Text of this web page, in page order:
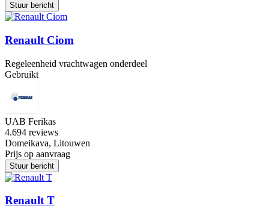
Stuur bericht
Renault Ciom
Regeleenheid vrachtwagen onderdeel
Gebruikt
UAB Ferikas
4.694 reviews
Domeikava, Litouwen
Prijs op aanvraag
Stuur bericht
Renault T